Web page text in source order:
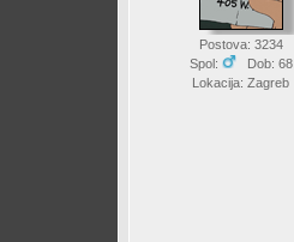
Postova: 3234
Spol:
Dob: 68
Lokacija: Zagreb